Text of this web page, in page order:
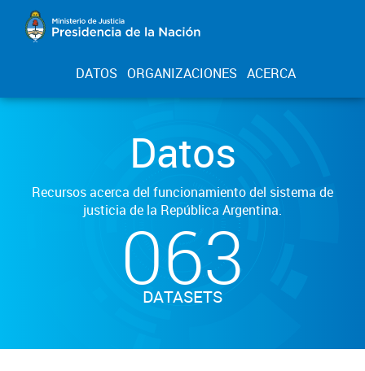
DATOS ORGANIZACIONES ACERCA
Datos
Recursos acerca del funcionamiento del sistema de
justicia de la República Argentina.
063
DATASETS